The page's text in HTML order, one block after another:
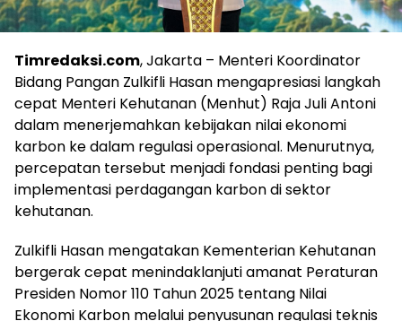
Timredaksi.com, Jakarta – Menteri Koordinator
Bidang Pangan Zulkifli Hasan mengapresiasi langkah
cepat Menteri Kehutanan (Menhut) Raja Juli Antoni
dalam menerjemahkan kebijakan nilai ekonomi
karbon ke dalam regulasi operasional. Menurutnya,
percepatan tersebut menjadi fondasi penting bagi
implementasi perdagangan karbon di sektor
kehutanan.
Zulkifli Hasan mengatakan Kementerian Kehutanan
bergerak cepat menindaklanjuti amanat Peraturan
Presiden Nomor 110 Tahun 2025 tentang Nilai
Ekonomi Karbon melalui penyusunan regulasi teknis